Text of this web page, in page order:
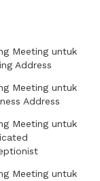
Meeting untuk
Address
Meeting untuk
Address
Meeting untuk
Meeting untuk